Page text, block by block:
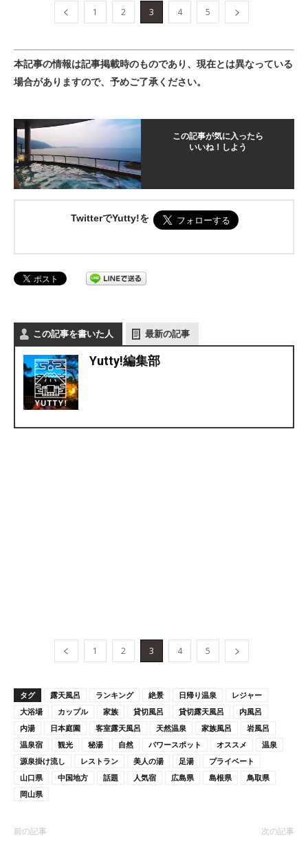
1 2 3 4 5
本記事の情報は記事掲載時のものであり、現在とは異なっている
場合がありますので、予めご了承ください。
この記事が気に入ったら
いいね！しよう
TwitterでYutty!を
この記事を書いた人 最新の記事
Yutty!編集部
1 2 3 4 5
タグ 露天風呂 ランキング 絶景 日帰り温泉
レジャー
大浴場
カップル 家族 貸切風呂 貸切露天風呂
内風呂
内湯
日本庭園 客室露天風呂 天然温泉 家族風呂
岩風呂
温泉宿
観光 秘湯 自然 パワースポット オススメ
温泉
源泉掛け流し
レストラン 美人の湯 足湯
プライベート
山口県
中国地方 話題 人気宿 広島県 島根県
鳥取県
岡山県
前の記事 次の記事